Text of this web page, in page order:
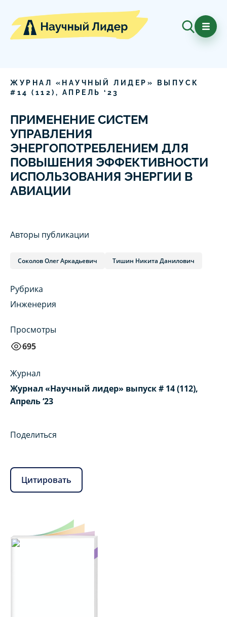
ЖУРНАЛ «НАУЧНЫЙ ЛИДЕР» ВЫПУСК
# 14 ( 112), АПРЕЛЬ ‘ 23
ПРИМЕНЕНИЕ СИСТЕМ
УПРАВЛЕНИЯ
ЭНЕРГОПОТРЕБЛЕНИЕМ ДЛЯ
ПОВЫШЕНИЯ ЭФФЕКТИВНОСТИ
ИСПОЛЬЗОВАНИЯ ЭНЕРГИИ В
АВИАЦИИ
Авторы публикации
Соколов Олег Аркадьевич Тишин Никита Данилович
Рубрика
Инженерия
Просмотры
695
Журнал
Журнал «Научный лидер» выпуск # 14 (112),
Апрель ‘23
Поделиться
Цитировать